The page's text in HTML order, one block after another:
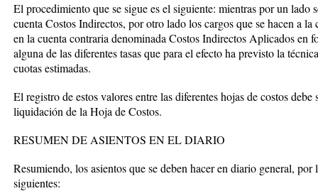
El procedimiento que se sigue es el siguiente: mientras por un lado
cuenta Costos Indirectos, por otro lado los cargos que se hacen a la
en la cuenta contraria denominada Costos Indirectos Aplicados en
alguna de las diferentes tasas que para el efecto ha previsto la
cuotas estimadas.
El registro de estos valores entre las diferentes hojas de costos
liquidación de la Hoja de Costos.
RESUMEN DE ASIENTOS EN EL DIARIO
Resumiendo, los asientos que se deben hacer en diario general,
siguientes: